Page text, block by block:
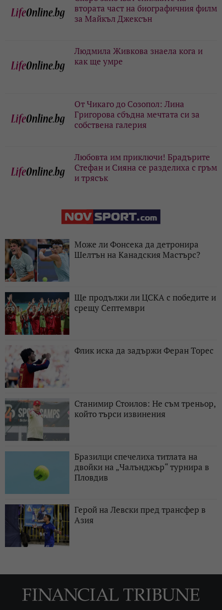
втората част на биографичния филм
за Майкъл Джексън
Людмила Живкова знаела кога и
как ще умре
От Чикаго до Созопол: Лина
Григорова сбъдна мечтата си за
собствена галерия
Любовта им приключи! Брадърите
Стефан и Сияна се разделиха с гръм
и трясък
Може ли Фонсека да детронира
Шелтън на Канадския Мастърс?
Ще продължи ли ЦСКА с победите и
срещу Септември
Флик иска да задържи Феран Торес
Станимир Стоилов: Не съм треньор,
който търси извинения
Бразилци спечелиха титлата на
двойки на „Чалънджър“ турнира в
Пловдив
Герой на Левски пред трансфер в
Азия